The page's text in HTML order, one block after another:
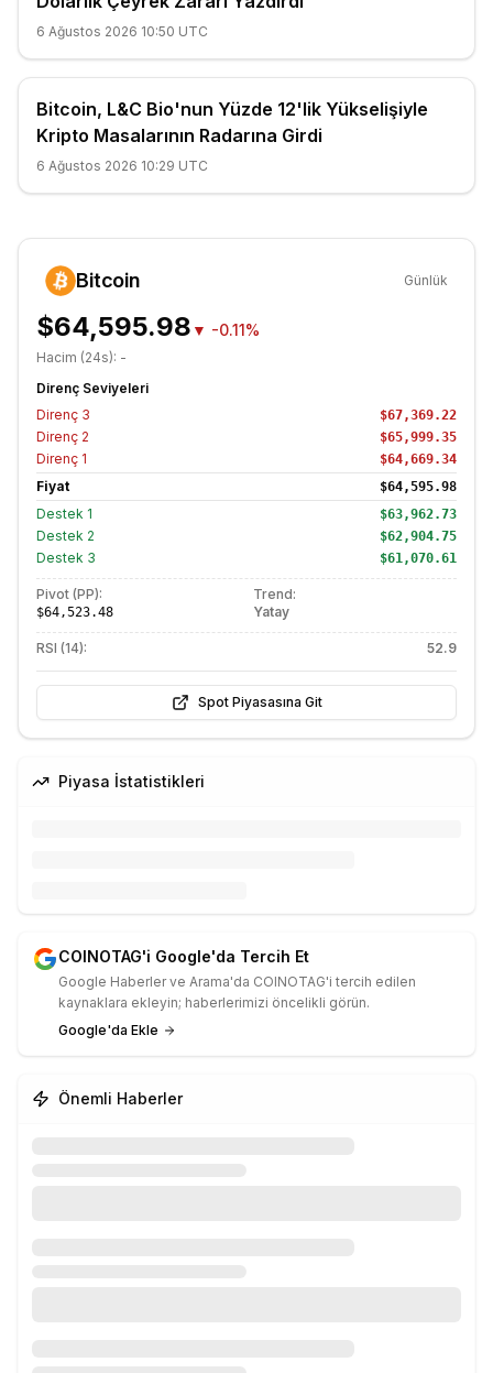
6 Ağustos 2026 10:50 UTC
Bitcoin, L&C Bio'nun Yüzde 12'lik Yükselişiyle
Kripto Masalarının Radarına Girdi
6 Ağustos 2026 10:29 UTC
Bitcoin Günlük
$64,595.98 ▼ -0.11%
Hacim (24s): -
Direnç Seviyeleri
Direnç 3 $67,369.22
Direnç 2 $65,999.35
Direnç 1 $64,669.34
Fiyat $64,595.98
Destek 1 $63,962.73
Destek 2 $62,904.75
Destek 3 $61,070.61
Pivot (PP):
$64,523.48
Trend:
Yatay
RSI (14): 52.9
Spot Piyasasına Git
Piyasa İstatistikleri
COINOTAG'i Google'da Tercih Et
Google Haberler ve Arama'da COINOTAG'i tercih edilen
kaynaklara ekleyin; haberlerimizi öncelikli görün.
Google'da Ekle
Önemli Haberler